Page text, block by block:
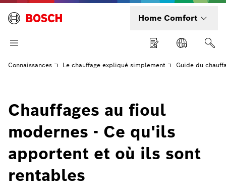
Home Comfort
Connaissances Le chauffage expliqué simplement Guide du
Chauffages au fioul
modernes - Ce qu'ils
apportent et où ils sont
rentables